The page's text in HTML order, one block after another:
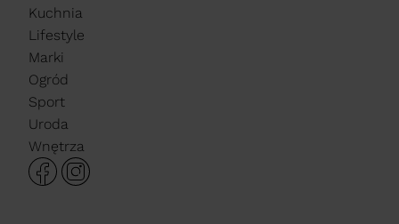
Kuchnia
Lifestyle
Marki
Ogród
Sport
Uroda
Wnętrza